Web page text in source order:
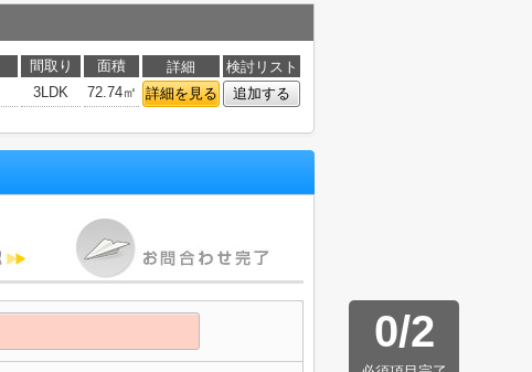
間取り 面積 詳細
検討リスト
3LDK 72.74㎡ 詳細を見る 追加する
0/2